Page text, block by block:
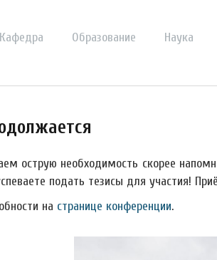
Кафедра Образование Наука
острую необходимость скорее
подать тезисы для участия!
на странице конференции.